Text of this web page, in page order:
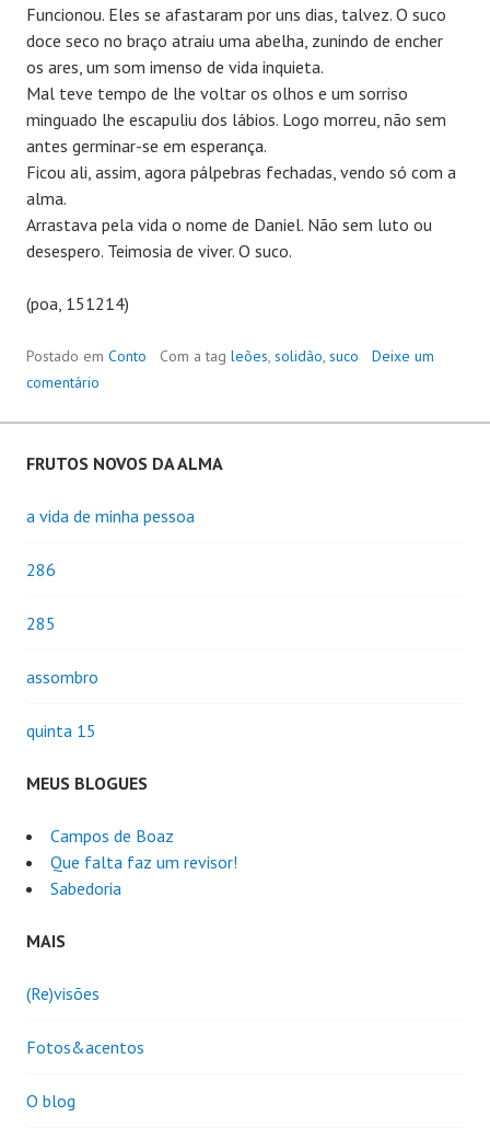
Funcionou. Eles se afastaram por uns dias, talvez. O suco
doce seco no braço atraiu uma abelha, zunindo de encher
os ares, um som imenso de vida inquieta.
Mal teve tempo de lhe voltar os olhos e um sorriso
minguado lhe escapuliu dos lábios. Logo morreu, não sem
antes germinar-se em esperança.
Ficou ali, assim, agora pálpebras fechadas, vendo só com a
alma.
Arrastava pela vida o nome de Daniel. Não sem luto ou
desespero. Teimosia de viver. O suco.
(poa, 151214)
Postado em Conto Com a tag leões, solidão, suco
Deixe um
comentário
FRUTOS NOVOS DA ALMA
a vida de minha pessoa
286
285
assombro
quinta 15
MEUS BLOGUES
Campos de Boaz
Que falta faz um revisor!
Sabedoria
MAIS
(Re)visões
Fotos&acentos
O blog